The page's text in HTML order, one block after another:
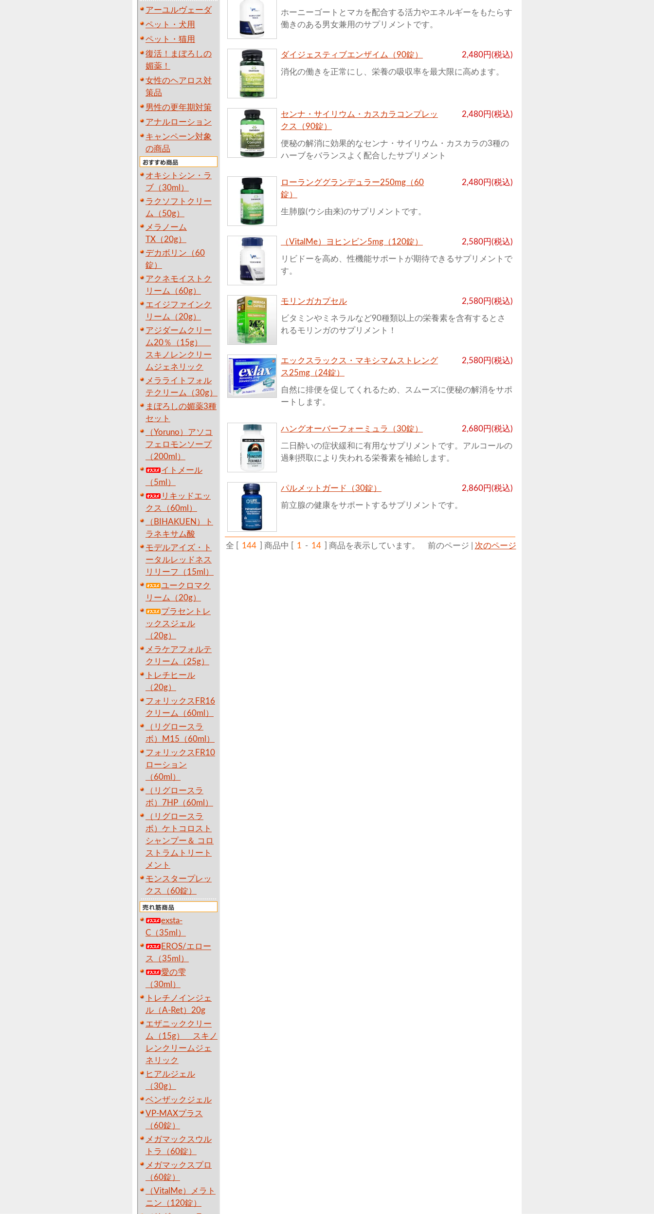
アーユルヴェーダ
ペット・犬用
ペット・猫用
復活！まぼろしの
媚薬！
女性のヘアロス対
策品
男性の更年期対策
アナルローション
キャンペーン対象
の商品
オキシトシン・ラ
ブ（30ml）
ラクソフトクリー
ム（50g）
メラノーム
TX（20g）
デカボリン（60
錠）
アクネモイストク
リーム（60g）
エイジファインク
リーム（20g）
アジダームクリー
ム20％（15g）
スキノレンクリー
ムジェネリック
メラライトフォル
テクリーム（30g）
まぼろしの媚薬3種
セット
（Yoruno）アソコ
フェロモンソープ
（200ml）
イトメール
（5ml）
リキッドエッ
クス（60ml）
（BIHAKUEN）ト
ラネキサム酸
モデルアイズ・ト
ータルレッドネス
リリーフ（15ml）
ユークロマク
リーム（20g）
プラセントレ
ックスジェル
（20g）
メラケアフォルテ
クリーム（25g）
トレチヒール
（20g）
フォリックスFR16
クリーム（60ml）
（リグロースラ
ボ）M15（60ml）
フォリックスFR10
ローション
（60ml）
（リグロースラ
ボ）7HP（60ml）
（リグロースラ
ボ）ケトコロスト
シャンプー＆ コロ
ストラムトリート
メント
モンスタープレッ
クス（60錠）
exsta-
C（35ml）
EROS/エロー
ス（35ml）
愛の雫
（30ml）
トレチノインジェ
ル（A-Ret）20g
エザニッククリー
ム（15g） スキノ
レンクリームジェ
ネリック
ヒアルジェル
（30g）
ベンザックジェル
VP-MAXプラス
（60錠）
メガマックスウル
トラ（60錠）
メガマックスプロ
（60錠）
（VitalMe）メラト
ニン（120錠）
ホーニーゴートとマカを配合する活力やエネルギーをもたらす
働きのある男女兼用のサプリメントです。
2,480円(税込)
ダイジェスティブエンザイム（90錠）
消化の働きを正常にし、栄養の吸収率を最大限に高めます。
2,480円(税込)
センナ・サイリウム・カスカラコンプレッ
クス（90錠）
便秘の解消に効果的なセンナ・サイリウム・カスカラの3種の
ハーブをバランスよく配合したサプリメント
2,480円(税込)
ローランググランデュラー250mg（60
錠）
生肺腺(ウシ由来)のサプリメントです。
2,580円(税込)
（VitalMe）ヨヒンビン5mg（120錠）
リビドーを高め、性機能サポートが期待できるサプリメントで
す。
2,580円(税込)
モリンガカプセル
ビタミンやミネラルなど90種類以上の栄養素を含有するとさ
れるモリンガのサプリメント！
2,580円(税込)
エックスラックス・マキシマムストレング
ス25mg（24錠）
自然に排便を促してくれるため、スムーズに便秘の解消をサポ
ートします。
2,680円(税込)
ハングオーバーフォーミュラ（30錠）
二日酔いの症状緩和に有用なサプリメントです。アルコールの
過剰摂取により失われる栄養素を補給します。
2,860円(税込)
パルメットガード（30錠）
前立腺の健康をサポートするサプリメントです。
全 [ 144 ] 商品中 [ 1 - 14 ] 商品を表示しています。 前のページ | 次のページ